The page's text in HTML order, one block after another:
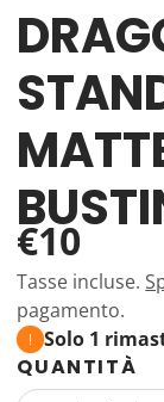
€10
Tasse incluse.
pagamento.
Solo 1
QUANTITÀ